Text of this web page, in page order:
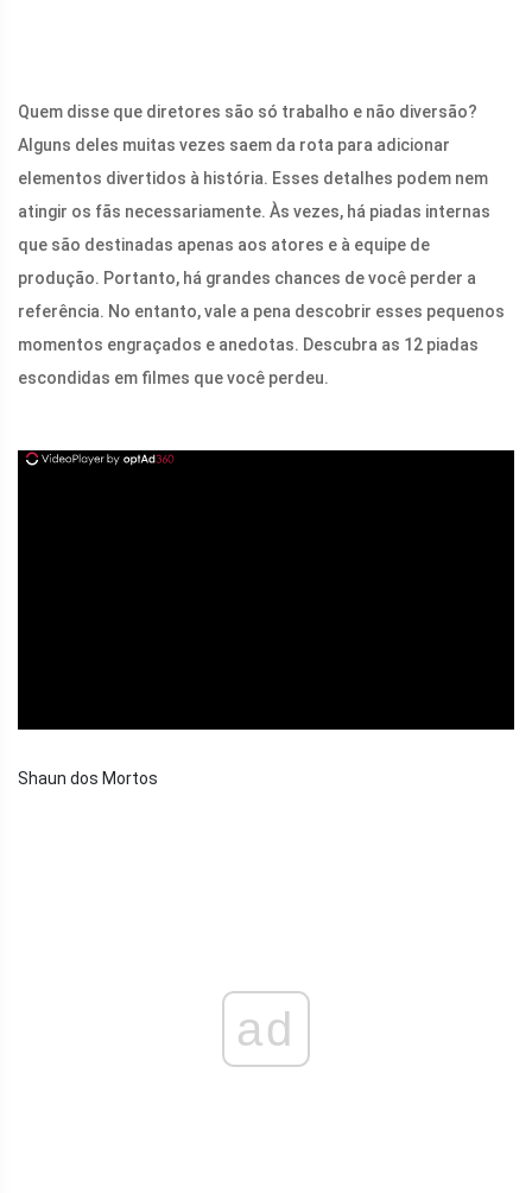
Quem disse que diretores são só trabalho e não diversão?
Alguns deles muitas vezes saem da rota para adicionar
elementos divertidos à história. Esses detalhes podem nem
atingir os fãs necessariamente. Às vezes, há piadas internas
que são destinadas apenas aos atores e à equipe de
produção. Portanto, há grandes chances de você perder a
referência. No entanto, vale a pena descobrir esses pequenos
momentos engraçados e anedotas. Descubra as 12 piadas
escondidas em filmes que você perdeu.
Shaun dos Mortos
ad